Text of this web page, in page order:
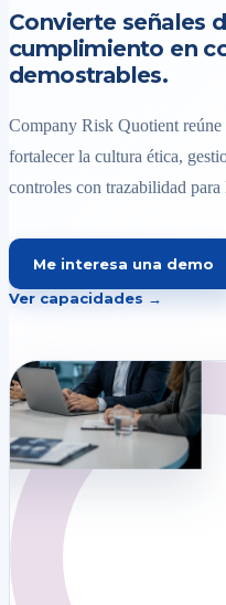
Convierte señales
cumplimiento en
demostrables.
Company Risk Quotient
fortalecer la cultura ética,
controles con trazabilidad
Me interesa una demo
Ver capacidades →